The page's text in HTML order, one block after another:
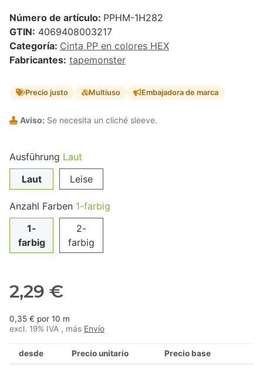
Número de artículo: PPHM-1H282
GTIN: 4069408003217
Categoría: Cinta PP en colores HEX
Fabricantes: tapemonster
Precio justo Multiuso Embajadora de marca
Aviso: Se necesita un cliché sleeve.
Ausführung Laut
Laut
Leise
Anzahl Farben 1-farbig
1-
farbig
2-
farbig
2,29 €
0,35 € por 10 m
excl. 19% IVA , más Envío
desde Precio unitario Precio base